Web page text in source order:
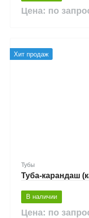
Цена: по
Хит продаж
Тубы
Туба-карандаш
В наличии
Цена: по